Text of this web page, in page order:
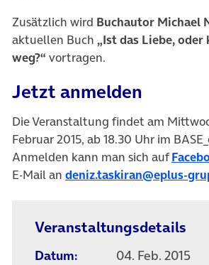
Zusätzlich wird Buchautor Michael
aktuellen Buch „Ist das Liebe, oder
weg?“ vortragen.
Jetzt anmelden
Die Veranstaltung findet am
Februar 2015, ab 18.30 Uhr im
Anmelden kann man sich auf
E-Mail an deniz.taskiran@eplus-
Veranstaltungsdetails
Datum:
04. Feb. 2015